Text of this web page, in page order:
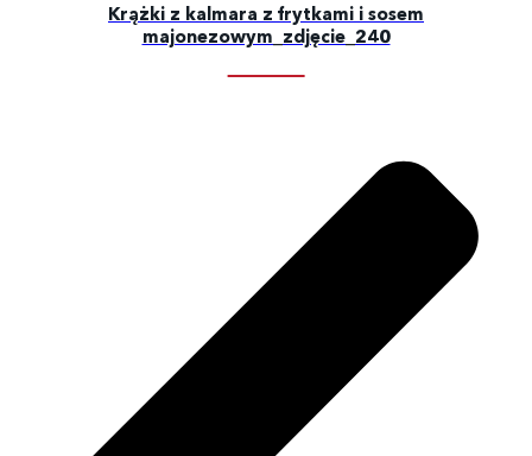
Krążki z kalmara z frytkami i sosem
majonezowym_zdjęcie_240